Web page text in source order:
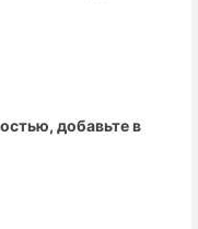
добавьте в